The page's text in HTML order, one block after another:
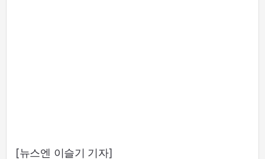
[뉴스엔 이슬기 기자]